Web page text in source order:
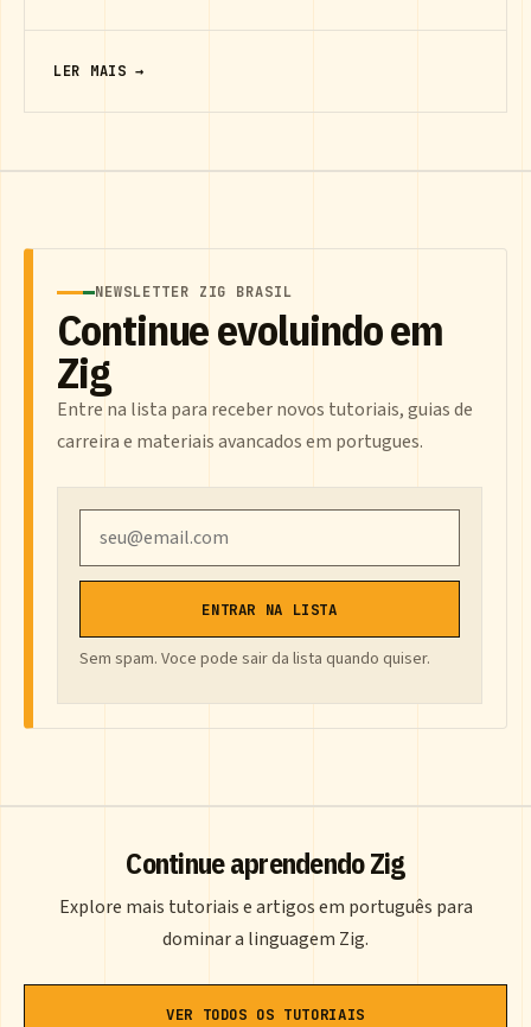
LER MAIS →
NEWSLETTER ZIG BRASIL
Continue evoluindo em
Zig
Entre na lista para receber novos tutoriais, guias de
carreira e materiais avancados em portugues.
ENTRAR NA LISTA
Sem spam. Voce pode sair da lista quando quiser.
Continue aprendendo Zig
Explore mais tutoriais e artigos em português para
dominar a linguagem Zig.
VER TODOS OS TUTORIAIS